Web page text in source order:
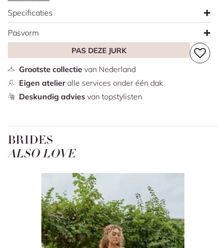
uitgevoerd in kant en heeft een knoopsluiting die
doorloopt tot over de sleep, wat zorgt voor een klassieke
afwerking met een zachte, romantische uitstraling.
Specificaties
Pasvorm
PAS DEZE JURK
Grootste collectievan Nederland
Eigen atelieralle services onder één dak
Deskundig adviesvan topstylisten
BRIDES
ALSO LOVE